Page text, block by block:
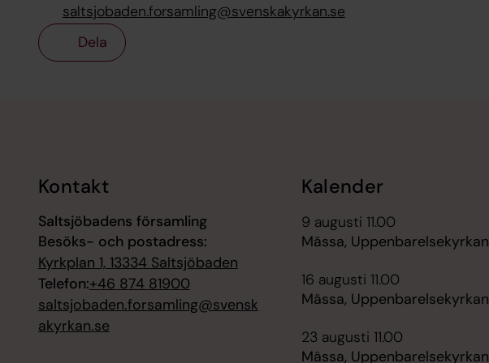
saltsjobaden.forsamling@svenskakyrkan.se
Dela
Kontakt
Saltsjöbadens församling
Besöks- och postadress:
Kyrkplan 1, 13334 Saltsjöbaden
Telefon:+46 874 81900
saltsjobaden.forsamling@svensk
akyrkan.se
Kalender
9 augusti 11.00
Mässa, Uppenbarelsekyrkan
16 augusti 11.00
Mässa, Uppenbarelsekyrkan
23 augusti 11.00
Mässa, Uppenbarelsekyrkan